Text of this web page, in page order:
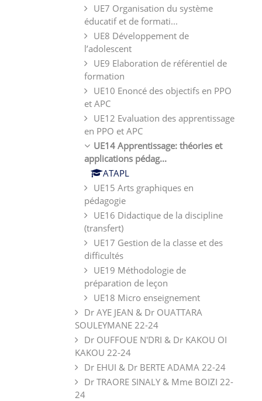
UE7 Organisation du système
éducatif et de formati...
UE8 Développement de
l’adolescent
UE9 Elaboration de référentiel de
formation
UE10 Enoncé des objectifs en PPO
et APC
UE12 Evaluation des apprentissage
en PPO et APC
UE14 Apprentissage: théories et
applications pédag...
ATAPL
UE15 Arts graphiques en
pédagogie
UE16 Didactique de la discipline
(transfert)
UE17 Gestion de la classe et des
difficultés
UE19 Méthodologie de
préparation de leçon
UE18 Micro enseignement
Dr AYE JEAN & Dr OUATTARA
SOULEYMANE 22-24
Dr OUFFOUE N'DRI & Dr KAKOU OI
KAKOU 22-24
Dr EHUI & Dr BERTE ADAMA 22-24
Dr TRAORE SINALY & Mme BOIZI 22-
24